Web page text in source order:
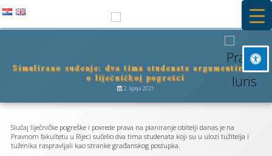
Označi naslove
settings Pozadinska boja
zoom_out Smanji
zoom_in Povećaj
Preskoči
na
Besplatna primarna pravna pomoć i stručna praksa na Pravnom
fakultetu u Rijeci
Simulirano suđenje: dva tima studenata argumentirano
o liječničkoj pogrešci
2. lipnja 2021.
Slučaj liječničke pogreške i povrede prava na planiranje obitelji danas je na
Pravnom fakultetu u Rijeci sučelio dva tima studenata koji su u ulozi tužitelja i
tuženika raspravljali kao stranke građanskog postupka.